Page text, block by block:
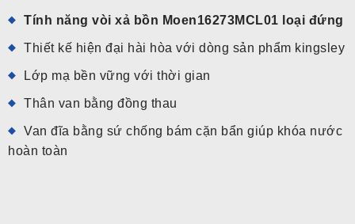
Tính năng vòi xả bồn Moen16273MCL01 loại đứng
Thiết kế hiện đại hài hòa với dòng sản phẩm kingsley
Lớp mạ bền vững với thời gian
Thân van bằng đồng thau
Van đĩa bằng sứ chống bám cặn bẩn giúp khóa nước
hoàn toàn